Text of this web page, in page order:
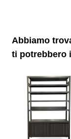
4 settimane circa
3/5 gg. lavorativi
Abbiamo
ti potrebbero
È possibile
Premere per